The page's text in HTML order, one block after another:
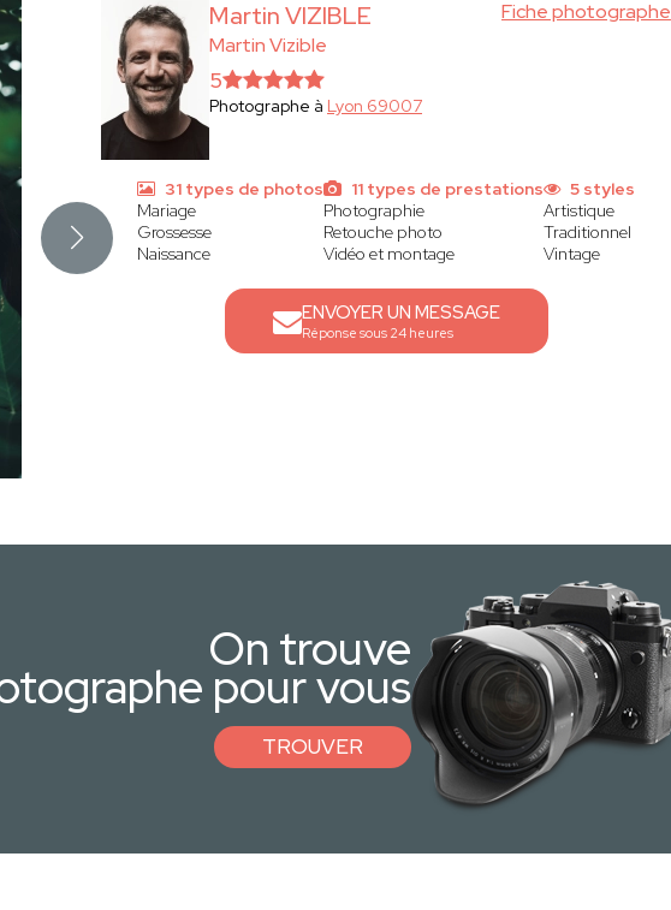
Martin VIZIBLE
Martin Vizible
Fiche photographe
5
Photographe à Lyon 69007
31 types de photos
Mariage
Grossesse
Naissance
11 types de prestations
Photographie
Retouche photo
Vidéo et montage
5 styles
Artistique
Traditionnel
Vintage
ENVOYER UN MESSAGE
Réponse sous 24 heures
On trouve
pour vous
TROUVER